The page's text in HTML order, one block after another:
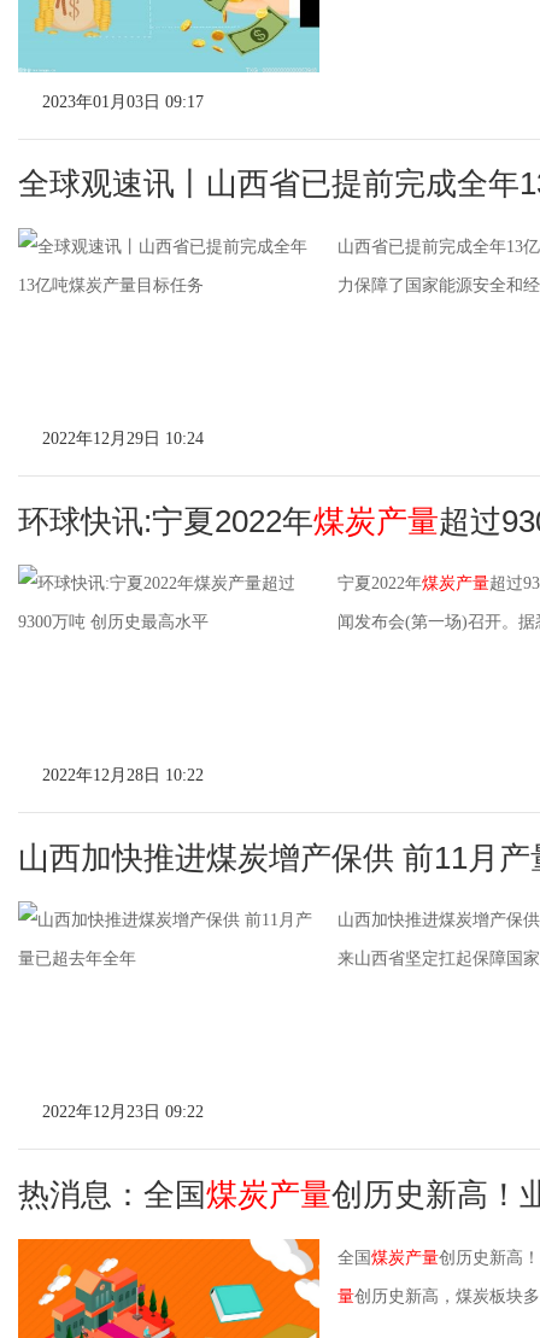
2023年01月03日 09:17
全球观速讯丨山西省已提前完成全年
山西省已提前完成全年13
力保障了国家能源安全和
2022年12月29日 10:24
环球快讯:宁夏2022年煤炭产量超过
宁夏2022年煤炭产量超过
闻发布会(第一场)召开。
2022年12月28日 10:22
山西加快推进煤炭增产保供 前11月
山西加快推进煤炭增产保
来山西省坚定扛起保障国
2022年12月23日 09:22
热消息：全国煤炭产量创历史新高！
全国煤炭产量创历史新高
量创历史新高，煤炭板块